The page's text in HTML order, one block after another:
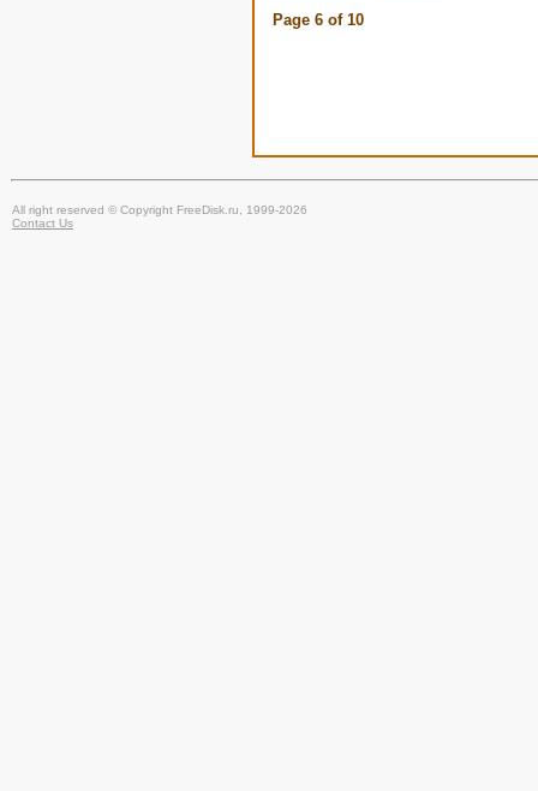
Page 6 of 10
All right reserved © Copyright FreeDisk.ru, 1999-2026
Contact Us